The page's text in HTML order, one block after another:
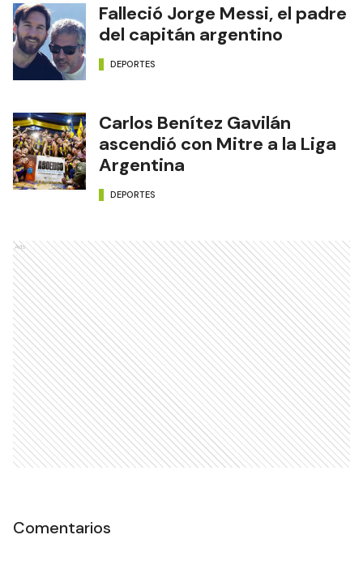
Falleció Jorge Messi, el padre
del capitán argentino
DEPORTES
Carlos Benítez Gavilán
ascendió con Mitre a la Liga
Argentina
DEPORTES
Ads
Comentarios